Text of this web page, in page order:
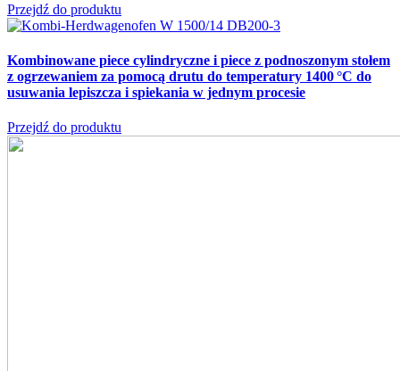
Przejdź do produktu
Kombinowane piece cylindryczne i piece z podnoszonym stołem
z ogrzewaniem za pomocą drutu do temperatury 1400 °C do
usuwania lepiszcza i spiekania w jednym procesie
Przejdź do produktu